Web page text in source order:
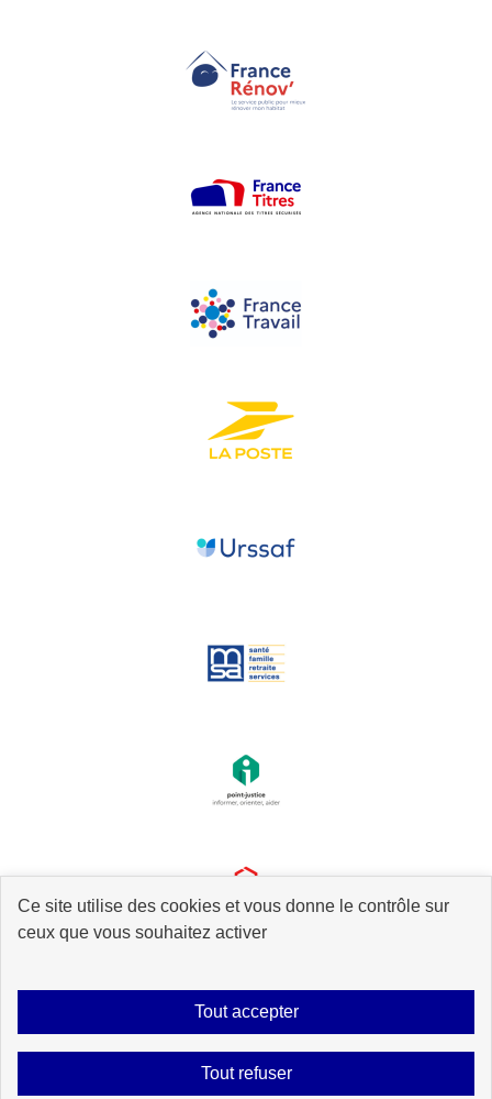
Ce site utilise des cookies et vous donne le contrôle sur
ceux que vous souhaitez activer
Tout accepter
Tout refuser
Plan du site Accessibilité : partiellement conforme Mentions légales
Gestion des cookies